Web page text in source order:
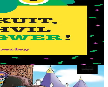
!
lemm gwenn, ha daoulagad
hini eo ! Arabat bezañ spontet